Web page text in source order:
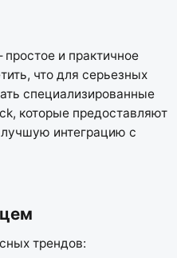
и практичное
что для серьезных
специализированные
которые предоставляют
интеграцию с
трендов: